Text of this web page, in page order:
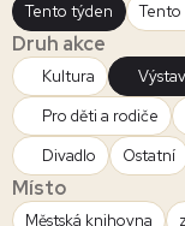
Tento týden Tento
Druh akce
Kultura
Pro děti a rodiče
Divadlo
Ostatní
Místo
Městská knihovna